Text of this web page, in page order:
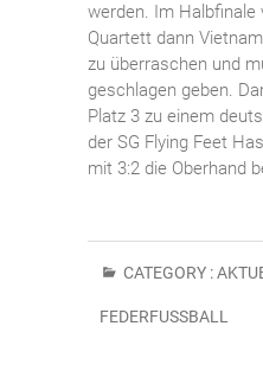
werden. Im Halbfinale
Quartett dann
zu überraschen und
geschlagen geben.
Platz 3 zu einem
der SG Flying Feet
mit 3:2 die Oberhand
CATEGORY :
FEDERFUSSBALL